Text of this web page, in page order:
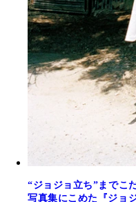
“ジョジョ立ち”までこ
写真集にこめた『ジョ